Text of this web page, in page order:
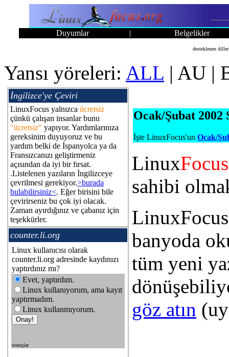
Duyumlar | Belgelikler
desteklenen
Yansı yöreleri: ALL | AU |
İngilizce'ye Çeviri
LinuxFocus yalnızca ücretsiz
çünkü çalışan insanlar bunu
"ücretsiz" yapıyor. Yardımlarınıza
gereksinim duyuyoruz ve bu
yardım belki de İspanyolca ya da
Fransızcanızı geliştirmeniz
açısından da iyi bir fırsat.
.Listelenen yazıların İngilizceye
çevrilmesi gerekiyor.>burada
bulabilirsiniz<. Eğer birisini bile
çevirirseniz bu çok iyi olacak.
Zaman ayırdığınız ve çabanız için
teşekkürler.
counter.li.org
Linux kullanıcısı olarak
counter.li.org adresinde kaydınızı
yaptırdınız mı?
Evet, yaptırdım.
Linux kullanıyorum, ama kayıt
yaptırmadım.
Linux kullanmıyorum.
sonuçlar
Ocak/Şubat 2002
İşte LinuxFocus'un Ocak/
LinuxFocus
sahibi
banyoda
tüm yeni
göz atın